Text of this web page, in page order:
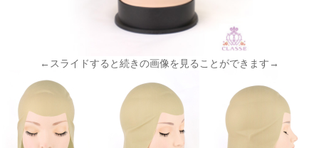
←スライドすると続きの画像を見ることができます→